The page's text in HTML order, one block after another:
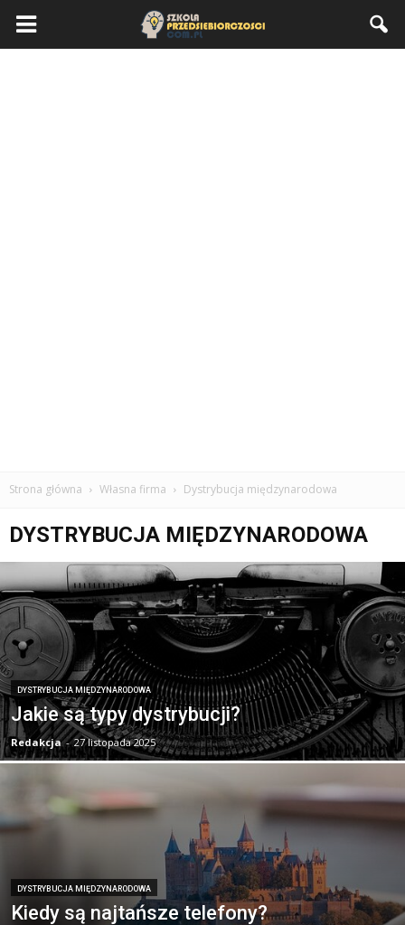
Strona główna Własna firma Dystrybucja międzynarodowa
DYSTRYBUCJA MIĘDZYNARODOWA
DYSTRYBUCJA MIĘDZYNARODOWA
Jakie są typy dystrybucji?
Redakcja - 27 listopada 2025
DYSTRYBUCJA MIĘDZYNARODOWA
Kiedy są najtańsze telefony?